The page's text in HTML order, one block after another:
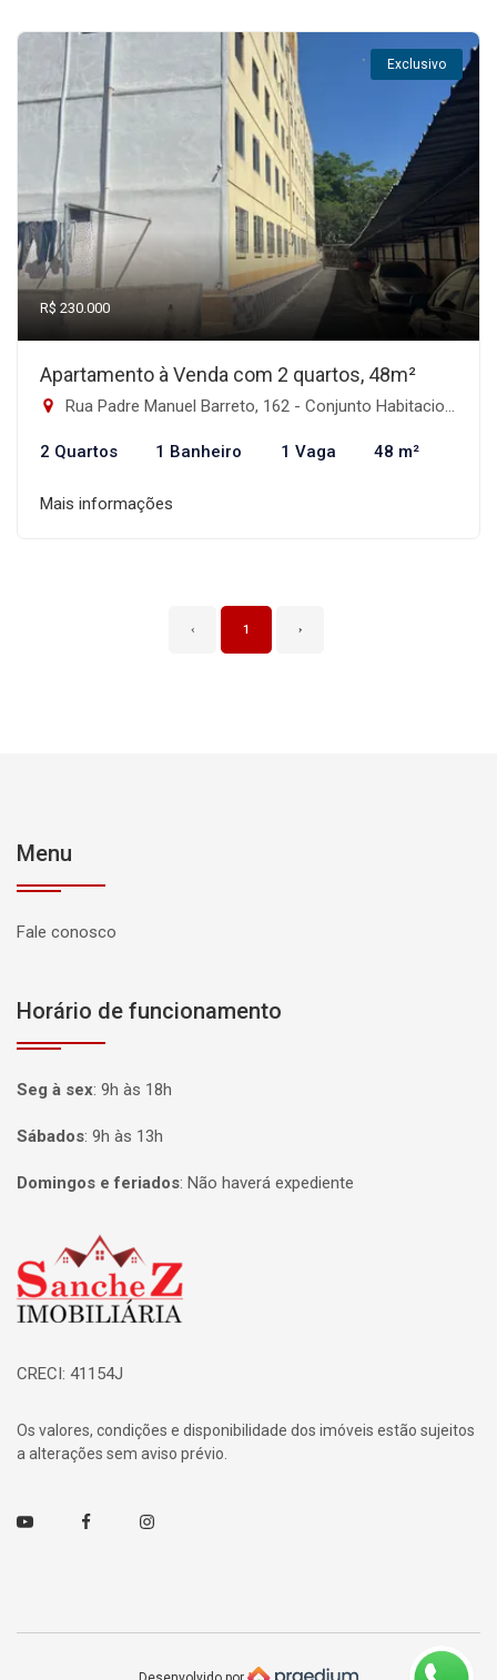
Exclusivo
R$ 230.000
Apartamento à Venda com 2 quartos, 48m²
Rua Padre Manuel Barreto, 162 - Conjunto Habitacional Padre Manoel da Nóbrega, São Paulo-SP
2 Quartos 1 Banheiro 1 Vaga 48 m²
Mais informações
‹ 1 ›
Menu
Fale conosco
Horário de funcionamento
Seg à sex: 9h às 18h
Sábados: 9h às 13h
Domingos e feriados: Não haverá expediente
Página inicial
CRECI: 41154J
Os valores, condições e disponibilidade dos imóveis estão sujeitos
a alterações sem aviso prévio.
Youtube FacebookInstagram